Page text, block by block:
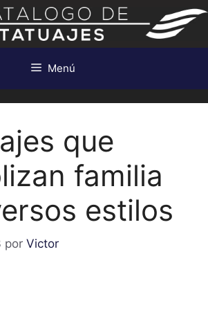
Menú
que
familia
estilos
por Victor